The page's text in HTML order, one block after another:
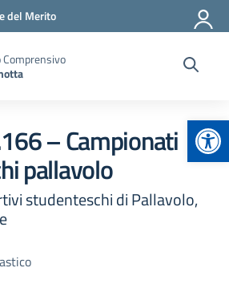
del Merito
– Campionati
pallavolo
studenteschi di Pallavolo,